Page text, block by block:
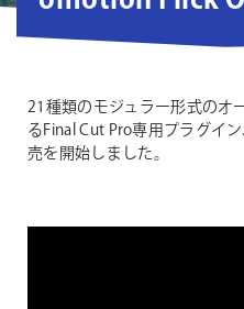
21種類のモジュラー形式のオ
るFinal Cut Pro専用プラグイ
売を開始しました。